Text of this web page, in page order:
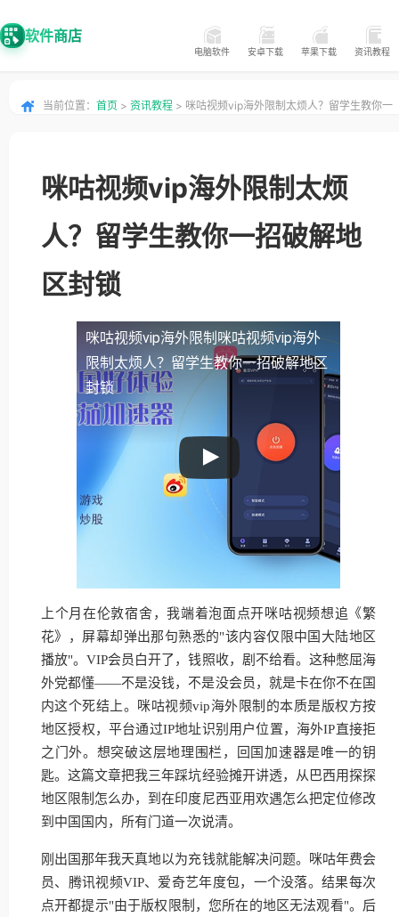
软件商店
电脑软件 安卓下载 苹果下载 资讯教程
当前位置： 首页 > 资讯教程 > 咪咕视频vip海外限制太烦人？留学生教你一
咪咕视频vip海外限制太烦
人？留学生教你一招破解地
区封锁
咪咕视频vip海外限制 咪咕视频vip海外
限制太烦人？留学生教你一招破解地区
封锁
上个月在伦敦宿舍，我端着泡面点开咪咕视频想追《繁
花》，屏幕却弹出那句熟悉的"该内容仅限中国大陆地区
播放"。VIP会员白开了，钱照收，剧不给看。这种憋屈海
外党都懂——不是没钱，不是没会员，就是卡在你不在国
内这个死结上。咪咕视频vip海外限制的本质是版权方按
地区授权，平台通过IP地址识别用户位置，海外IP直接拒
之门外。想突破这层地理围栏，回国加速器是唯一的钥
匙。这篇文章把我三年踩坑经验摊开讲透，从巴西用探探
地区限制怎么办，到在印度尼西亚用欢遇怎么把定位修改
到中国国内，所有门道一次说清。
刚出国那年我天真地以为充钱就能解决问题。咪咕年费会
员、腾讯视频VIP、爱奇艺年度包，一个没落。结果每次
点开都提示"由于版权限制，您所在的地区无法观看"。后